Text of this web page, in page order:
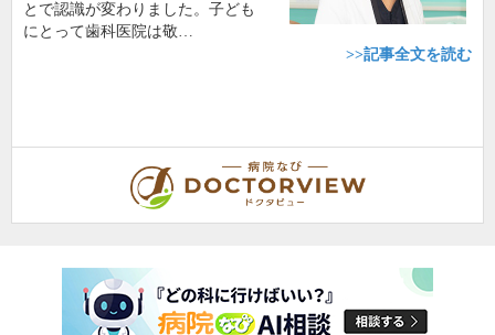
とで認識が変わりました。子ども
にとって歯科医院は敬…
>>記事全文を読む